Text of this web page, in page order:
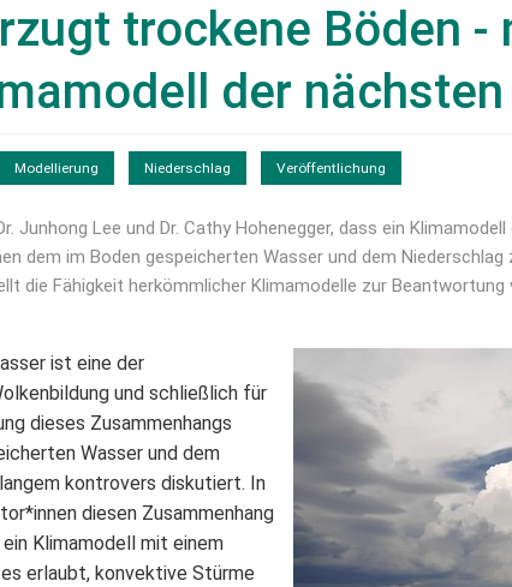
trockene Böden -
der
Modellierung Niederschlag Veröffentlichung
Junhong Lee und Dr. Cathy Hohenegger, dass ein
dem im Boden gespeicherten Wasser und dem
die Fähigkeit herkömmlicher Klimamodelle zur Beantwortung
ist eine der
und schließlich für
dieses Zusammenhangs
Wasser und dem
kontrovers diskutiert. In
diesen Zusammenhang
Klimamodell mit einem
erlaubt, konvektive Stürme